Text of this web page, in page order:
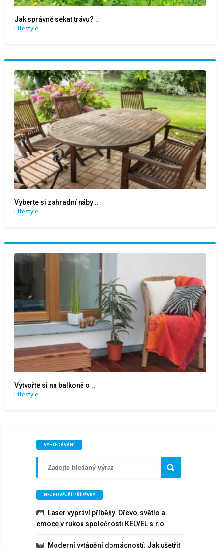
Jak správně sekat trávu? ..
Lifestyle
Vyberte si zahradní náby ..
Lifestyle
Vytvořte si na balkoně o ..
Lifestyle
VYHLEDÁVÁNÍ
NEJNOVĚJŠÍ PŘÍPĚVKY
Laser vypráví příběhy. Dřevo, světlo a
emoce v rukou společnosti KELVEL s.r.o.
Moderní vytápění domácností: Jak ušetřit